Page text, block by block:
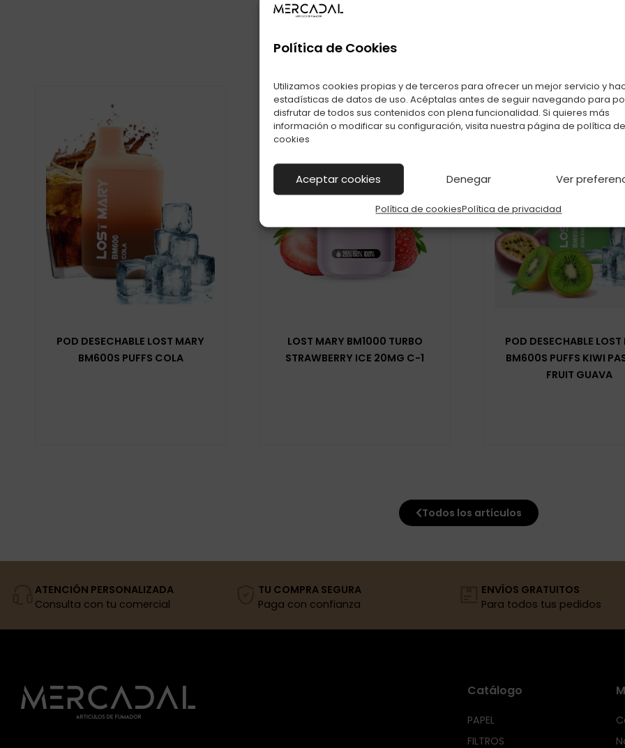
Política de Cookies
Utilizamos cookies propias y de terceros para ofrecer un mejor servicio y
estadísticas de datos de uso. Acéptalas antes de seguir navegando para
disfrutar de todos sus contenidos con plena funcionalidad. Si quieres más
información o modificar su configuración, visita nuestra página de política de
cookies
Aceptar cookies Denegar Ver
Política de cookiesPolítica de privacidad
Productos relacionados con LOST MARY TP800 STRAWBERRY ICE
POD DESECHABLE LOST MARY
BM600S PUFFS COLA
LOST MARY BM1000 TURBO
STRAWBERRY ICE 20MG C-1
POD DESECHABLE LOST
BM600S PUFFS KIWI
FRUIT GUAVA
Todos los artículos
ATENCIÓN PERSONALIZADA
Consulta con tu comercial
TU COMPRA SEGURA
Paga con confianza
ENVÍOS GRATUITOS
Para todos tus pedidos
Catálogo
PAPEL
FILTROS